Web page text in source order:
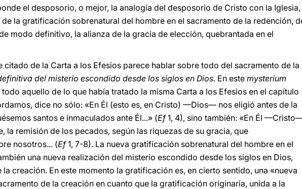
el desposorio, o mejor, la analogía del desposorio de Cristo con la Iglesia,
la gratificación sobrenatural del hombre en el sacramento de la redención,
modo definitivo, la alianza de la gracia de elección, quebrantada en el
citado de la Carta a los Efesios parece hablar sobre todo del sacramento de la
del misterio escondido desde los siglos en Dios. En este mysterium
aquello de lo que había tratado la misma Carta a los Efesios en el capítulo
dice no sólo: «En Él (esto es, en Cristo) —Dios— nos eligió antes de la
santos e inmaculados ante Él...» (Ef1, 4), sino también: «En Él
la remisión de los pecados, según las riquezas de su gracia, que
nosotros... (Ef1, 7-8). La nueva gratificación sobrenatural del hombre en el
una nueva realización del misterio escondido desde los siglos en Dios,
creación. En este momento la gratificación es, en cierto sentido, una «nueva
de la creación en cuanto que la gratificación originaria, unida a la